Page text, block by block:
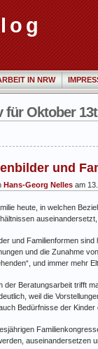
IN NRW
für Oktober
und
Hans-Georg Nelles am
heute, in welchen
und Familienformen
und die Zunahme
und immer mehr
der Beratungsarbeit trifft
weil die
Bedürfnisse der Kinder
auseinandersetzen